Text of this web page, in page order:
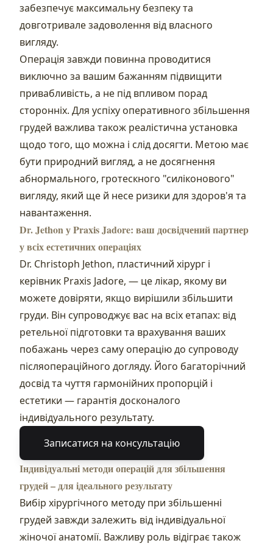
забезпечує максимальну безпеку та
довготривале задоволення від власного
вигляду.
Операція завжди повинна проводитися
виключно за вашим бажанням підвищити
привабливість, а не під впливом порад
сторонніх. Для успіху оперативного збільшення
грудей важлива також реалістична установка
щодо того, що можна і слід досягти. Метою має
бути природний вигляд, а не досягнення
абнормального, гротескного "силіконового"
вигляду, який ще й несе ризики для здоров'я та
навантаження.
Dr. Jethon у Praxis Jadore: ваш досвідчений партнер
у всіх естетичних операціях
Dr. Christoph Jethon, пластичний хірург і
керівник Praxis Jadore, — це лікар, якому ви
можете довіряти, якщо вирішили збільшити
груди. Він супроводжує вас на всіх етапах: від
ретельної підготовки та врахування ваших
побажань через саму операцію до супроводу
післяопераційного догляду. Його багаторічний
досвід та чуття гармонійних пропорцій і
естетики — гарантія досконалого
індивідуального результату.
Записатися на консультацію
Індивідуальні методи операцій для збільшення
грудей – для ідеального результату
Вибір хірургічного методу при збільшенні
грудей завжди залежить від індивідуальної
жіночої анатомії. Важливу роль відіграє також